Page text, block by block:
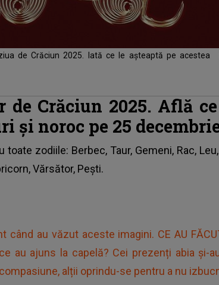
de Crăciun 2025. Iată ce le așteaptă pe acestea
de Crăciun 2025. Află
și noroc pe 25
zodiile: Berbec, Taur, Gemeni, Rac,
Vărsător, Pești.
când au văzut aceste imagini. CE AU
au ajuns la capelă? Cei prezenți abia și-
alții oprindu-se pentru a nu